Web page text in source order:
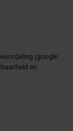
(google
en